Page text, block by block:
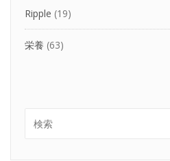
Ripple (19)
栄養 (63)